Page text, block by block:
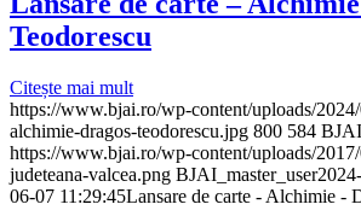
Teodorescu
Citește mai mult
https://www.bjai.ro/wp-content/uploads/2024/
alchimie-dragos-teodorescu.jpg 800 584
https://www.bjai.ro/wp-content/uploads/
judeteana-valcea.png BJAI_master_user
06-07 11:29:45Lansare de carte - Alchimie -